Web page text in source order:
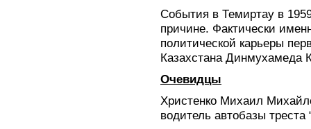
События в Темиртау в
причине. Фактически
политической карьеры
Казахстана Динмухамеда
Очевидцы
Христенко Михаил
водитель автобазы